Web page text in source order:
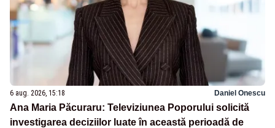
6 aug. 2026, 15:18 Daniel Onescu
Ana Maria Păcuraru: Televiziunea Poporului solicită
investigarea deciziilor luate în această perioadă de